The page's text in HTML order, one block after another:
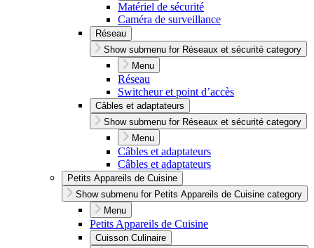
Matériel de sécurité
Caméra de surveillance
Réseau
Show submenu for Réseaux et sécurité category
Menu
Réseau
Switcheur et point d’accès
Câbles et adaptateurs
Show submenu for Réseaux et sécurité category
Menu
Câbles et adaptateurs
Câbles et adaptateurs
Petits Appareils de Cuisine
Show submenu for Petits Appareils de Cuisine category
Menu
Petits Appareils de Cuisine
Cuisson Culinaire